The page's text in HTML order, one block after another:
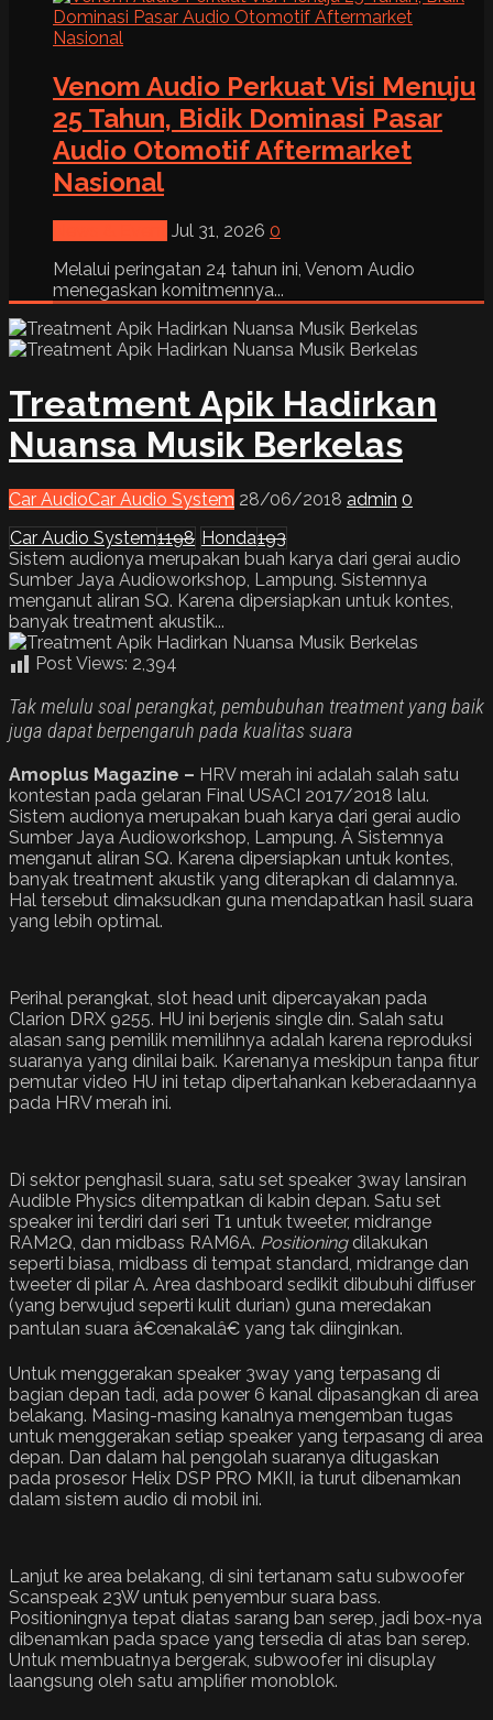
Venom Audio Perkuat Visi Menuju
25 Tahun, Bidik Dominasi Pasar
Audio Otomotif Aftermarket
Nasional
Jul 31, 2026 0
Melalui peringatan 24 tahun ini, Venom Audio
menegaskan komitmennya...
Treatment Apik Hadirkan
Nuansa Musik Berkelas
Car AudioCar Audio System 28/06/2018 admin 0
Car Audio System1198 Honda193
Sistem audionya merupakan buah karya dari gerai audio
Sumber Jaya Audioworkshop, Lampung. Sistemnya
menganut aliran SQ. Karena dipersiapkan untuk kontes,
banyak treatment akustik...
Post Views: 2,394
Tak melulu soal perangkat, pembubuhan treatment yang baik
juga dapat berpengaruh pada kualitas suara
Amoplus Magazine – HRV merah ini adalah salah satu
kontestan pada gelaran Final USACI 2017/2018 lalu.
Sistem audionya merupakan buah karya dari gerai audio
Sumber Jaya Audioworkshop, Lampung. Â Sistemnya
menganut aliran SQ. Karena dipersiapkan untuk kontes,
banyak treatment akustik yang diterapkan di dalamnya.
Hal tersebut dimaksudkan guna mendapatkan hasil suara
yang lebih optimal.
Perihal perangkat, slot head unit dipercayakan pada
Clarion DRX 9255. HU ini berjenis single din. Salah satu
alasan sang pemilik memilihnya adalah karena reproduksi
suaranya yang dinilai baik. Karenanya meskipun tanpa fitur
pemutar video HU ini tetap dipertahankan keberadaannya
pada HRV merah ini.
Di sektor penghasil suara, satu set speaker 3way lansiran
Audible Physics ditempatkan di kabin depan. Satu set
speaker ini terdiri dari seri T1 untuk tweeter, midrange
RAM2Q, dan midbass RAM6A. Positioningdilakukan
seperti biasa, midbass di tempat standard, midrange dan
tweeter di pilar A. Area dashboard sedikit dibubuhi diffuser
(yang berwujud seperti kulit durian) guna meredakan
pantulan suara â€œnakalâ€ yang tak diinginkan.
Untuk menggerakan speaker 3way yang terpasang di
bagian depan tadi, ada power 6 kanal dipasangkan di area
belakang. Masing-masing kanalnya mengemban tugas
untuk menggerakan setiap speaker yang terpasang di area
depan. Dan dalam hal pengolah suaranya ditugaskan
pada prosesor Helix DSP PRO MKII, ia turut dibenamkan
dalam sistem audio di mobil ini.
Lanjut ke area belakang, di sini tertanam satu subwoofer
Scanspeak 23W untuk penyembur suara bass.
Positioningnya tepat diatas sarang ban serep, jadi box-nya
dibenamkan pada space yang tersedia di atas ban serep.
Untuk membuatnya bergerak, subwoofer ini disuplay
laangsung oleh satu amplifier monoblok.